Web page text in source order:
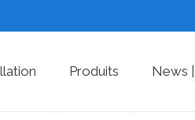
Produits News